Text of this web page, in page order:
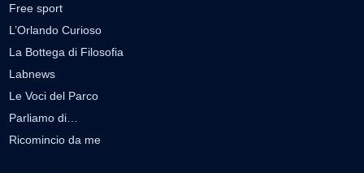
Free sport
L’Orlando Curioso
La Bottega di Filosofia
Labnews
Le Voci del Parco
Parliamo di…
Ricomincio da me